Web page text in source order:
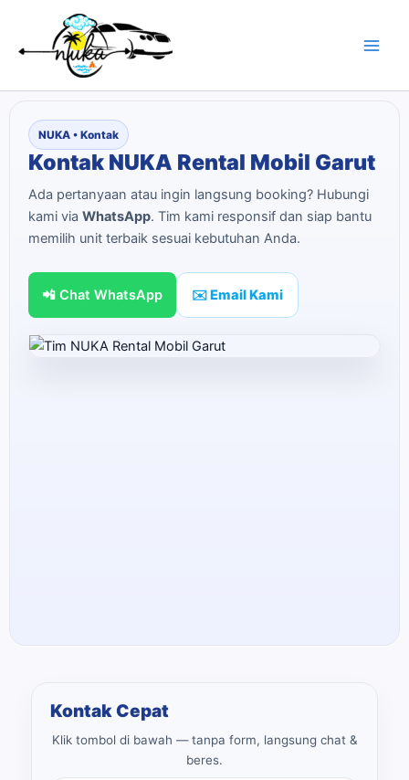
content
NUKA • Kontak
Kontak NUKA Rental Mobil Garut
Ada pertanyaan atau ingin langsung booking? Hubungi
kami via WhatsApp. Tim kami responsif dan siap bantu
memilih unit terbaik sesuai kebutuhan Anda.
📲 Chat WhatsApp ✉️ Email Kami
Kontak Cepat
Klik tombol di bawah — tanpa form, langsung chat &
beres.